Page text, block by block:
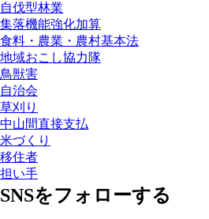
自伐型林業
集落機能強化加算
食料・農業・農村基本法
地域おこし協力隊
鳥獣害
自治会
草刈り
中山間直接支払
米づくり
移住者
担い手
SNSをフォローする